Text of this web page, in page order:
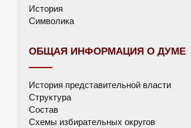
История
Символика
ОБЩАЯ ИНФОРМАЦИЯ О ДУМЕ
История представительной власти
Структура
Состав
Схемы избирательных округов